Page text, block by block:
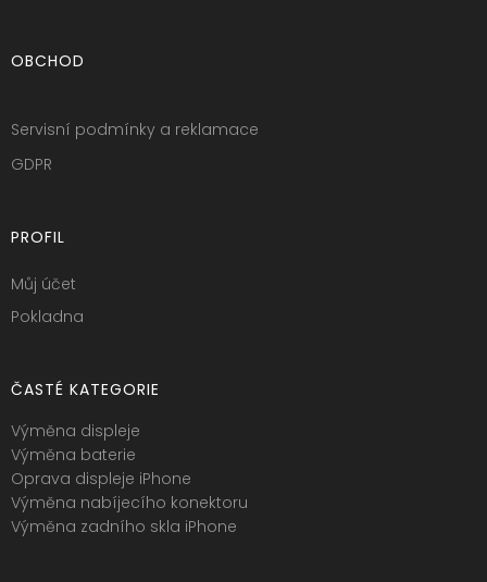
OBCHOD
Servisní podmínky a reklamace
GDPR
PROFIL
Můj účet
Pokladna
ČASTÉ KATEGORIE
Výměna displeje
Výměna baterie
Oprava displeje iPhone
Výměna nabíjecího konektoru
Výměna zadního skla iPhone